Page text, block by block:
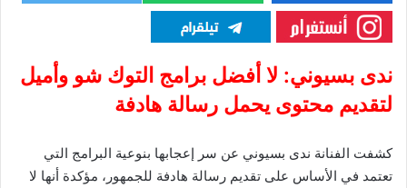
ندى بسيوني: لا أفضل برامج التوك شو وأميل
لتقديم محتوى يحمل رسالة هادفة
كشفت الفنانة ندى بسيوني عن سر إعجابها بنوعية البرامج التي
تعتمد في الأساس على تقديم رسالة هادفة للجمهور، مؤكدة أنها لا